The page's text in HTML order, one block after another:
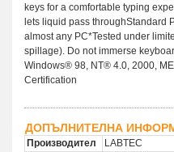
keys for a comfortable typing
lets liquid pass throughStandard
almost any PC*Tested under
spillage). Do not immerse
Windows® 98, NT® 4.0, 2000,
Certification
ДОПЪЛНИТЕЛНА
Производител
LABTEC